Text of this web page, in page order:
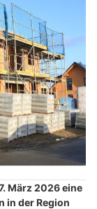
März 2026 eine
in der Region